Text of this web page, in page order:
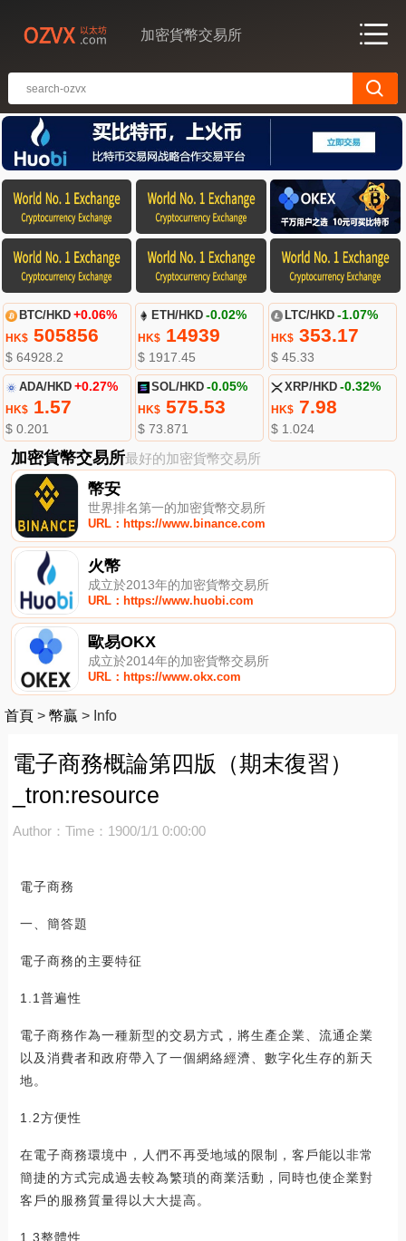
加密貨幣交易所
BTC/HKD +0.06%
HK$505856
$ 64928.2
ETH/HKD -0.02%
HK$ 14939
$ 1917.45
LTC/HKD -1.07%
HK$353.17
$ 45.33
ADA/HKD +0.27%
HK$1.57
$ 0.201
SOL/HKD -0.05%
HK$ 575.53
$ 73.871
XRP/HKD -0.32%
HK$7.98
$ 1.024
加密貨幣交易所最好的加密貨幣交易所
幣安
世界排名第一的加密貨幣交易所
URL：https://www.binance.com
火幣
成立於2013年的加密貨幣交易所
URL：https://www.huobi.com
歐易OKX
成立於2014年的加密貨幣交易所
URL：https://www.okx.com
首頁 > 幣贏 > Info
電子商務概論第四版（期末復習）
_tron:resource
Author： Time：1900/1/1 0:00:00
電子商務
一、簡答題
電子商務的主要特征
1.1普遍性
電子商務作為一種新型的交易方式，將生產企業、流通企業
以及消費者和政府帶入了一個網絡經濟、數字化生存的新天
地。
1.2方便性
在電子商務環境中，人們不再受地域的限制，客戶能以非常
簡捷的方式完成過去較為繁瑣的商業活動，同時也使企業對
客戶的服務質量得以大大提高。
1.3整體性